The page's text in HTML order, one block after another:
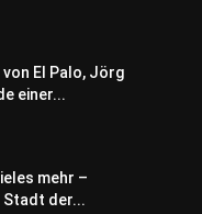
El Palo, Jörg
einer...
mehr –
Stadt der...